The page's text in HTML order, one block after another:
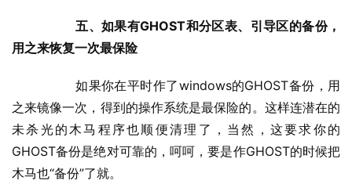
五、如果有GHOST和分区表、引导区的备份，
用之来恢复一次最保险
之来镜像一次，得到的操作系统是最保险的。这样连潜在的
未杀光的木马程序也顺便清理了，当然，这要求你的
GHOST备份是绝对可靠的，呵呵，要是作GHOST的时候把
木马也“备份”了就。